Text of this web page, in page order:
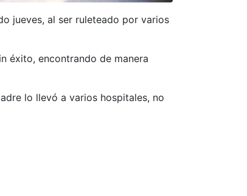
jueves, al ser ruleteado por varios
éxito, encontrando de manera
lo llevó a varios hospitales, no